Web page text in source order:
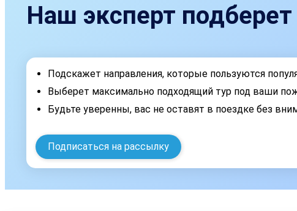
Наш эксперт
Подскажет направления, которые пользуются
Выберет максимально подходящий тур под ваши
Будьте уверенны, вас не оставят в поездке без
Подписаться на рассылку